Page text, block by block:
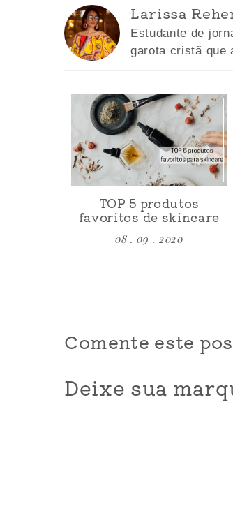
Larissa
Estudante de
garota cristã que
TOP 5 produtos
favoritos de skincare
08 . 09 . 2020
Comente este
Deixe sua